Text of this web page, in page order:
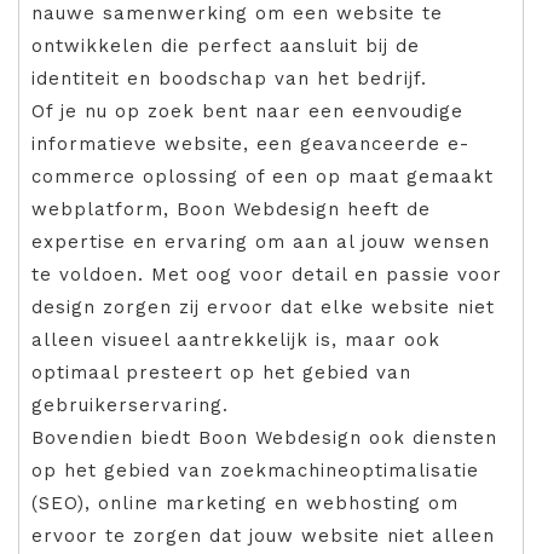
nauwe samenwerking om een website te
ontwikkelen die perfect aansluit bij de
identiteit en boodschap van het bedrijf.
Of je nu op zoek bent naar een eenvoudige
informatieve website, een geavanceerde e-
commerce oplossing of een op maat gemaakt
webplatform, Boon Webdesign heeft de
expertise en ervaring om aan al jouw wensen
te voldoen. Met oog voor detail en passie voor
design zorgen zij ervoor dat elke website niet
alleen visueel aantrekkelijk is, maar ook
optimaal presteert op het gebied van
gebruikerservaring.
Bovendien biedt Boon Webdesign ook diensten
op het gebied van zoekmachineoptimalisatie
(SEO), online marketing en webhosting om
ervoor te zorgen dat jouw website niet alleen